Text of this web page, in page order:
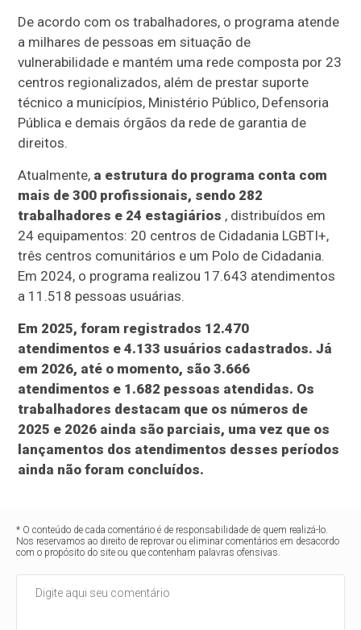
De acordo com os trabalhadores, o programa atende
a milhares de pessoas em situação de
vulnerabilidade e mantém uma rede composta por 23
centros regionalizados, além de prestar suporte
técnico a municípios, Ministério Público, Defensoria
Pública e demais órgãos da rede de garantia de
direitos.
Atualmente, a estrutura do programa conta com
mais de 300 profissionais, sendo 282
trabalhadores e 24 estagiários , distribuídos em
24 equipamentos: 20 centros de Cidadania LGBTI+,
três centros comunitários e um Polo de Cidadania.
Em 2024, o programa realizou 17.643 atendimentos
a 11.518 pessoas usuárias.
Em 2025, foram registrados 12.470
atendimentos e 4.133 usuários cadastrados. Já
em 2026, até o momento, são 3.666
atendimentos e 1.682 pessoas atendidas. Os
trabalhadores destacam que os números de
2025 e 2026 ainda são parciais, uma vez que os
lançamentos dos atendimentos desses períodos
ainda não foram concluídos.
* O conteúdo de cada comentário é de responsabilidade de quem realizá-lo.
Nos reservamos ao direito de reprovar ou eliminar comentários em desacordo
com o propósito do site ou que contenham palavras ofensivas.